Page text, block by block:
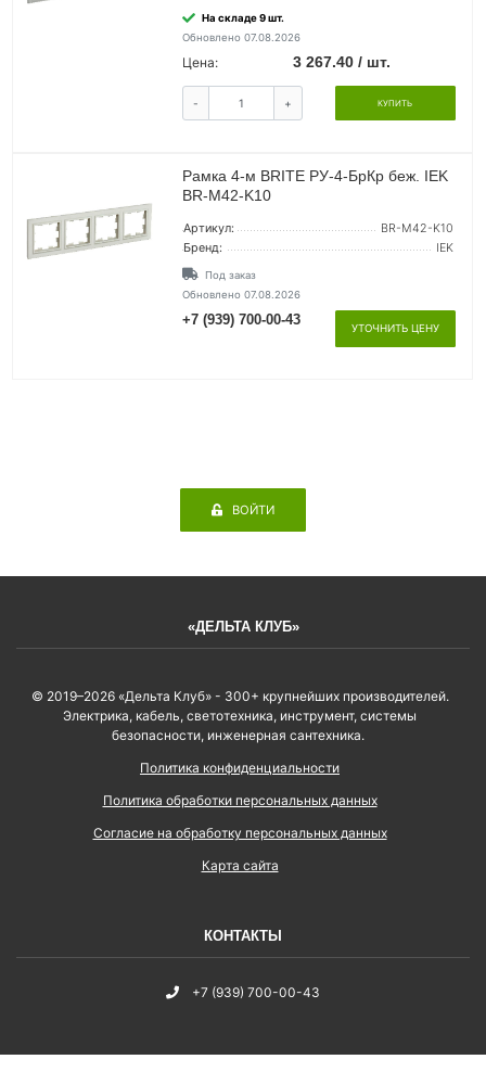
На складе 9 шт.
Обновлено 07.08.2026
Цена: 3 267.40 / шт.
- + КУПИТЬ
Рамка 4-м BRITE РУ-4-БрКр беж. IEK
BR-M42-K10
Артикул:
BR-M42-K10
Бренд:
IEK
Под заказ
Обновлено 07.08.2026
+7 (939) 700-00-43
УТОЧНИТЬ ЦЕНУ
ВОЙТИ
«ДЕЛЬТА КЛУБ»
© 2019–2026 «Дельта Клуб» - 300+ крупнейших производителей.
Электрика, кабель, светотехника, инструмент, системы
безопасности, инженерная сантехника.
Политика конфиденциальности
Политика обработки персональных данных
Согласие на обработку персональных данных
Карта сайта
КОНТАКТЫ
+7 (939) 700-00-43